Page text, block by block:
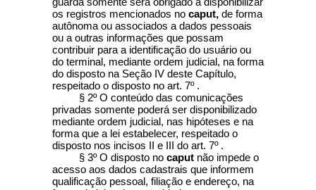
os registros mencionados no caput, de forma
autônoma ou associados a dados pessoais
ou a outras informações que possam
contribuir para a identificação do usuário ou
do terminal, mediante ordem judicial, na forma
do disposto na Seção IV deste Capítulo,
respeitado o disposto no art. 7º .
§ 2º O conteúdo das comunicações
privadas somente poderá ser disponibilizado
mediante ordem judicial, nas hipóteses e na
forma que a lei estabelecer, respeitado o
disposto nos incisos II e III do art. 7º .
§ 3º O disposto no caput não impede o
acesso aos dados cadastrais que informem
qualificação pessoal, filiação e endereço, na